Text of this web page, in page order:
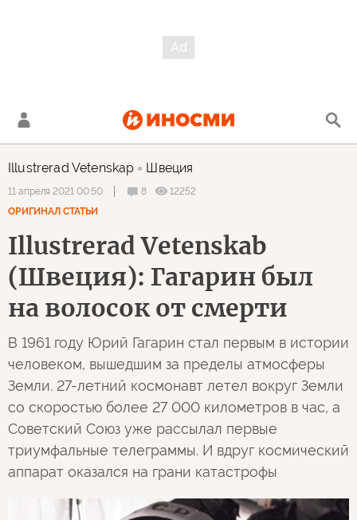
Illustrerad Vetenskap Швеция
11 апреля 2021 00:50 8
12252
ОРИГИНАЛ СТАТЬИ
Illustrerad Vetenskab
(Швеция): Гагарин был
на волосок от смерти
В 1961 году Юрий Гагарин стал первым в истории
человеком, вышедшим за пределы атмосферы
Земли. 27-летний космонавт летел вокруг Земли
со скоростью более 27 000 километров в час, а
Советский Союз уже рассылал первые
триумфальные телеграммы. И вдруг космический
аппарат оказался на грани катастрофы